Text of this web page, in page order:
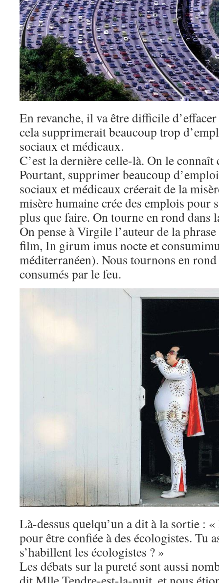
En revanche, il va être difficile
cela supprimerait beaucoup trop
sociaux et médicaux.
C’est la dernière celle-là. On le connaît
Pourtant, supprimer beaucoup
sociaux et médicaux créerait de la
misère humaine crée des emplois pour
plus que faire. On tourne en rond dans
On pense à Virgile l’auteur de la
film, In girum imus nocte et
méditerranéen). Nous tournons en
consumés par le feu.
Là-dessus quelqu’un a dit à la sortie :
pour être confiée à des écologistes. Tu
s’habillent les écologistes ? »
Les débats sur la pureté sont aussi